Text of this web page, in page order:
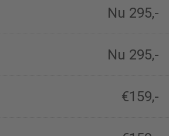
Nu 295,-
Nu 295,-
€159,-